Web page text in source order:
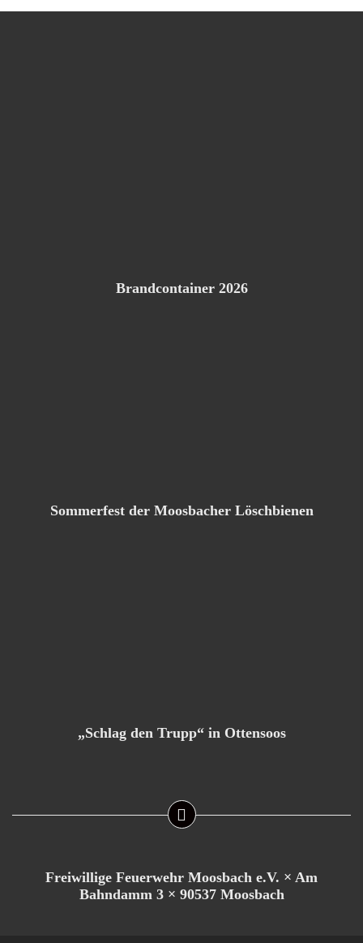
Brandcontainer 2026
Sommerfest der Moosbacher Löschbienen
„Schlag den Trupp“ in Ottensoos
Freiwillige Feuerwehr Moosbach e.V. × Am
Bahndamm 3 × 90537 Moosbach